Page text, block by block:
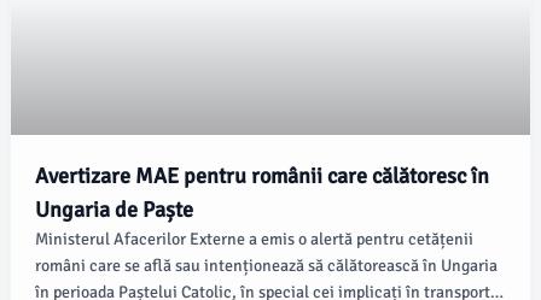
Avertizare MAE pentru românii care călătoresc în
Ungaria de Paște
Ministerul Afacerilor Externe a emis o alertă pentru cetățenii
români care se află sau intenționează să călătorească în Ungaria
în perioada Paștelui Catolic, în special cei implicați în transportul